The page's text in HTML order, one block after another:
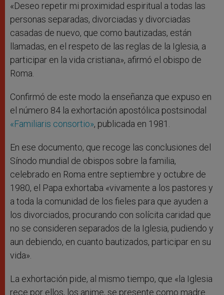
«Deseo repetir mi proximidad espiritual a todas las
personas separadas, divorciadas y divorciadas
casadas de nuevo, que como bautizadas, están
llamadas, en el respeto de las reglas de la Iglesia, a
participar en la vida cristiana», afirmó el obispo de
Roma.
Confirmó de este modo la enseñanza que expuso en
el número 84 la exhortación apostólica postsinodal
«Familiaris consortio», publicada en 1981.
En ese documento, que recoge las conclusiones del
Sínodo mundial de obispos sobre la familia,
celebrado en Roma entre septiembre y octubre de
1980, el Papa exhortaba «vivamente a los pastores y
a toda la comunidad de los fieles para que ayuden a
los divorciados, procurando con solícita caridad que
no se consideren separados de la Iglesia, pudiendo y
aun debiendo, en cuanto bautizados, participar en su
vida».
La exhortación pide, al mismo tiempo, que «la Iglesia
rece por ellos, los anime, se presente como madre